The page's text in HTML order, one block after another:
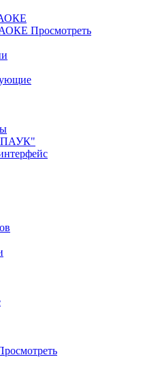
Просмотреть
"ПАУК"